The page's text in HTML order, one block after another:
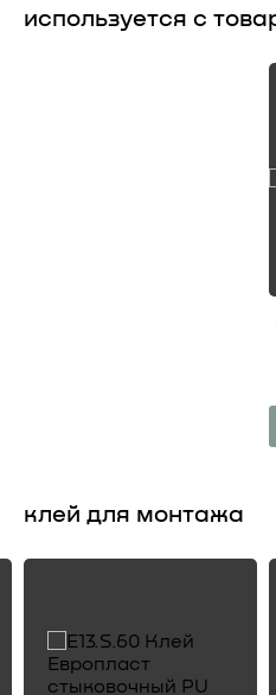
используется с
клей для монтажа